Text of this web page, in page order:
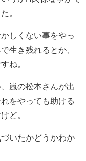
。
しくない事をやっ
生き残れるとか、
ね。
嵐の松本さんが出
をやっても助ける
ど。
いたかどうかわか